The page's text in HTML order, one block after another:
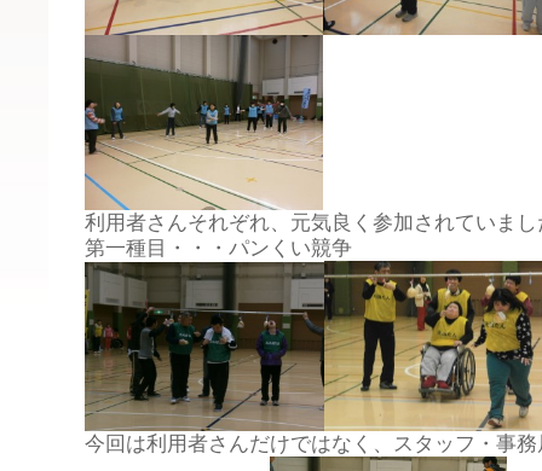
利用者さんそれぞれ、元気良く参加されていまし
第一種目・・・パンくい競争
今回は利用者さんだけではなく、スタッフ・事